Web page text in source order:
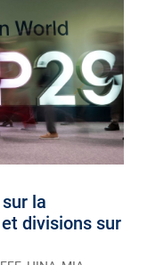
la
divisions sur